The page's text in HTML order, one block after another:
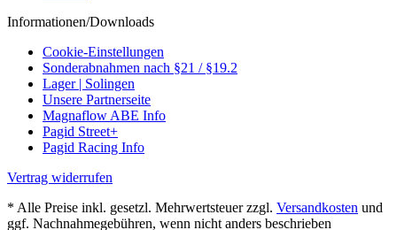
Informationen/Downloads
Cookie-Einstellungen
Sonderabnahmen nach §21 / §19.2
Lager | Solingen
Unsere Partnerseite
Magnaflow ABE Info
Pagid Street+
Pagid Racing Info
Vertrag widerrufen
* Alle Preise inkl. gesetzl. Mehrwertsteuer zzgl. Versandkosten und
ggf. Nachnahmegebühren, wenn nicht anders beschrieben